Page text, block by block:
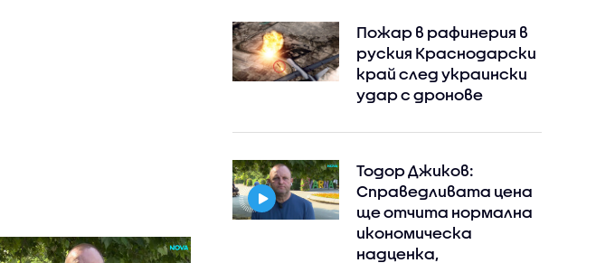
Пожар в рафинерия в
руския Краснодарски
край след украински
удар с дронове
Тодор Джиков:
Справедливата цена
ще отчита нормална
икономическа
надценка,